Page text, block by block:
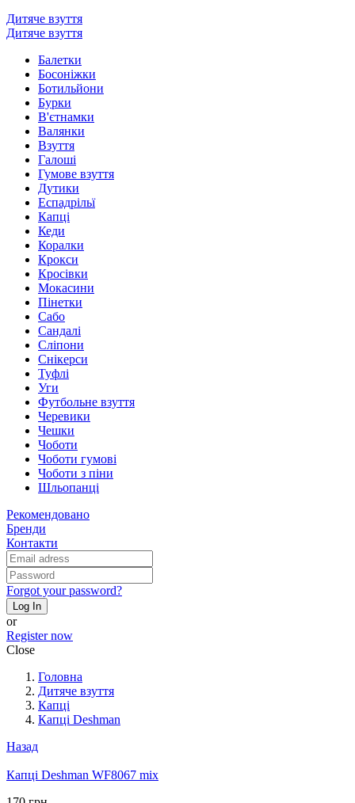
Дитяче взуття
Дитяче взуття
Балетки
Босоніжки
Ботильйони
Бурки
В'єтнамки
Валянки
Взуття
Галоші
Гумове взуття
Дутики
Еспадрільї
Капці
Кеди
Коралки
Крокси
Кросівки
Мокасини
Пінетки
Сабо
Сандалі
Сліпони
Снікерси
Туфлі
Уги
Футбольне взуття
Черевики
Чешки
Чоботи
Чоботи гумові
Чоботи з піни
Шльопанці
Рекомендовано
Бренди
Контакти
Forgot your password?
Log In
or
Register now
Close
Головна
Дитяче взуття
Капці
Капці Deshman
Назад
Капці Deshman WF8067 mix